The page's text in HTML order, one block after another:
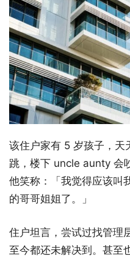
该住户家有 5 岁孩子，天
跳，楼下 uncle aunty 会
他笑称：「我觉得应该叫
的哥哥姐姐了。」
住户坦言，尝试过找管理
至今都还未解决到。甚至